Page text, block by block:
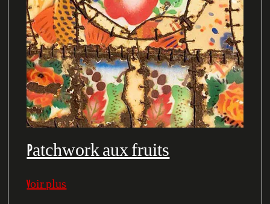
Patchwork aux fruits
Voir plus